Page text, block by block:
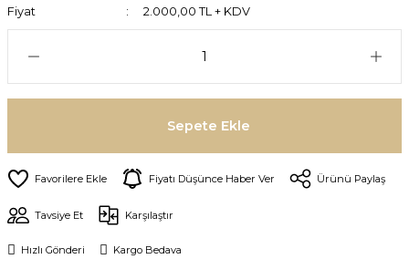
Fiyat
2.000,00 TL + KDV
Sepete Ekle
Fiyatı Düşünce Haber Ver Ürünü Paylaş
Tavsiye Et Karşılaştır
Hızlı Gönderi Kargo Bedava